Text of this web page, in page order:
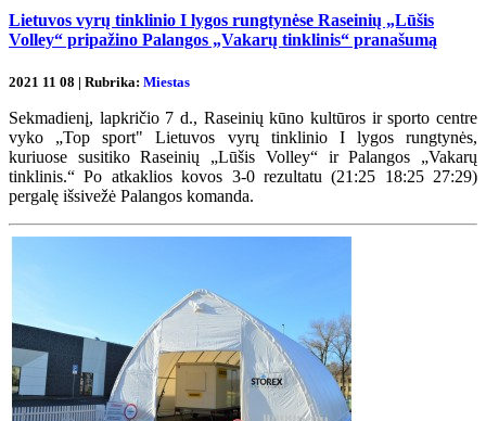
Lietuvos vyrų tinklinio I lygos rungtynėse Raseinių „Lūšis
Volley“ pripažino Palangos „Vakarų tinklinis“ pranašumą
2021 11 08 | Rubrika: Miestas
Sekmadienį, lapkričio 7 d., Raseinių kūno kultūros ir sporto centre
vyko „Top sport" Lietuvos vyrų tinklinio I lygos rungtynės,
kuriuose susitiko Raseinių „Lūšis Volley“ ir Palangos „Vakarų
tinklinis.“ Po atkaklios kovos 3-0 rezultatu (21:25 18:25 27:29)
pergalę išsivežė Palangos komanda.